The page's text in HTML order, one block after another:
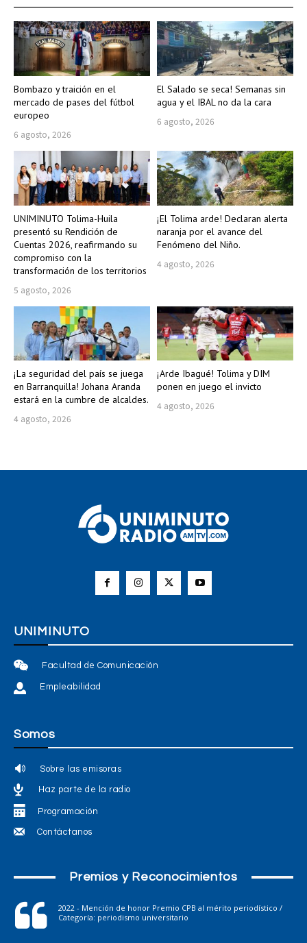
Bombazo y traición en el
mercado de pases del fútbol
europeo
6 agosto, 2026
El Salado se seca! Semanas sin
agua y el IBAL no da la cara
6 agosto, 2026
UNIMINUTO Tolima-Huila
presentó su Rendición de
Cuentas 2026, reafirmando su
compromiso con la
transformación de los territorios
5 agosto, 2026
¡El Tolima arde! Declaran alerta
naranja por el avance del
Fenómeno del Niño.
4 agosto, 2026
¡La seguridad del país se juega
en Barranquilla! Johana Aranda
estará en la cumbre de alcaldes.
4 agosto, 2026
¡Arde Ibagué! Tolima y DIM
ponen en juego el invicto
4 agosto, 2026
UNIMINUTO
Facultad de Comunicación
Empleabilidad
Somos
Sobre las emisoras
Haz parte de la radio
Programación
Contáctanos
Premios y Reconocimientos
2022 - Mención de honor Premio CPB al mérito periodístico /
Categoría: periodismo universitario